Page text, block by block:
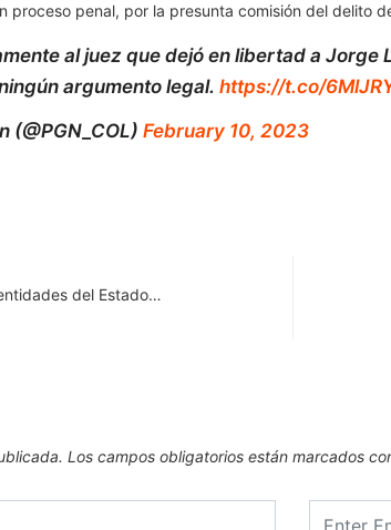
proceso penal, por la presunta comisión del delito
al juez que dejó en libertad a Jorge
argumento legal. https://t.co/
(@PGN_COL) February 10, 2023
del Estado…
Los campos obligatorios están marcados